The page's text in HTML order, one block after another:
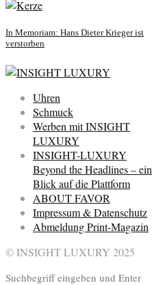
In Memoriam: Hans Dieter Krieger ist
verstorben
Uhren
Schmuck
Werben mit INSIGHT
LUXURY
INSIGHT-LUXURY
Beyond the Headlines – ein
Blick auf die Plattform
ABOUT FAVOR
Impressum & Datenschutz
Abmeldung Print-Magazin
© INSIGHT LUXURY 2025
Suchbegriff eingeben und Enter